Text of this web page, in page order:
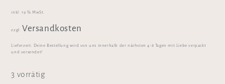
inkl. 19 % MwSt.
zzgl. Versandkosten
Lieferzeit:
Deine Bestellung wird von uns innerhalb der nächsten 4-8 Tagen mit Liebe verpackt
und versendet!
3 vorrätig